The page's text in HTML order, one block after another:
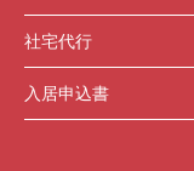
社宅代行
入居申込書